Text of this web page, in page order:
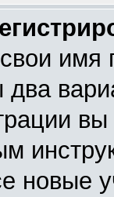
имя
новые